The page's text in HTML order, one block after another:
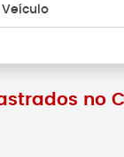
Veículo
no